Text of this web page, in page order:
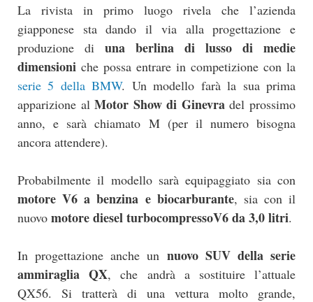
La rivista in primo luogo rivela che l’azienda
giapponese sta dando il via alla progettazione e
produzione di una berlina di lusso di medie
dimensioni che possa entrare in competizione con la
serie 5 della BMW. Un modello farà la sua prima
apparizione alMotor Show di Ginevradel prossimo
anno, e sarà chiamato M (per il numero bisogna
ancora attendere).
Probabilmente il modello sarà equipaggiato sia con
motore V6 a benzina e biocarburante, sia con il
nuovo motore diesel turbocompressoV6 da 3,0 litri.
In progettazione anche un nuovo SUV della serie
ammiraglia QX, che andrà a sostituire l’attuale
QX56. Si tratterà di una vettura molto grande,